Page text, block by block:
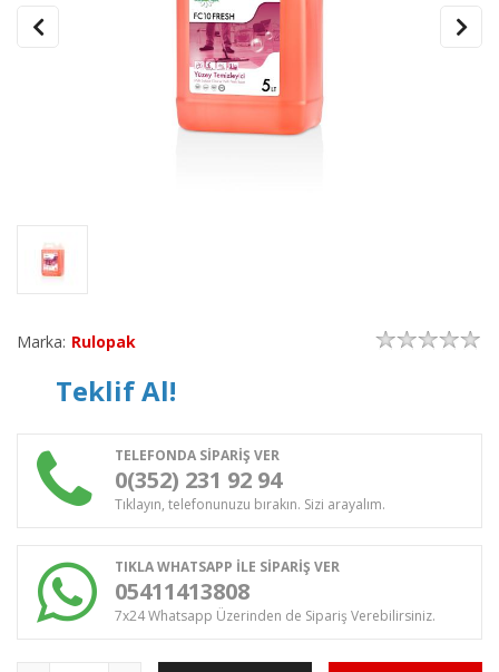
Marka: Rulopak
Teklif Al!
TELEFONDA SİPARİŞ VER
0(352) 231 92 94
Tıklayın, telefonunuzu bırakın. Sizi arayalım.
TIKLA WHATSAPP İLE SİPARİŞ VER
05411413808
7x24 Whatsapp Üzerinden de Sipariş Verebilirsiniz.